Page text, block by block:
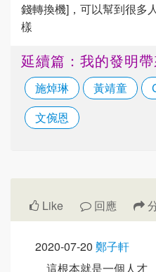
錢轉換機]，可以幫到很多
樣
延續篇：我的發明
施焯琳 黃靖童
文倇恩
Like 回應
2020-07-20 鄭子軒
這根本就是一個人才